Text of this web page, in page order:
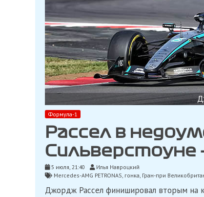
Формула-1
Рассел в
Сильверстоуне
5 июля, 21:40
Илья Навроцкий
Mercedes-AMG PETRONAS, гонка, Гран-при
Джордж Рассел финишировал вторым на